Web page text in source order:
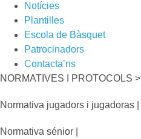
Notícies
Plantilles
Escola de Bàsquet
Patrocinadors
Contacta’ns
NORMATIVES I PROTOCOLS >
Normativa jugadors i jugadoras |
Normativa sénior |